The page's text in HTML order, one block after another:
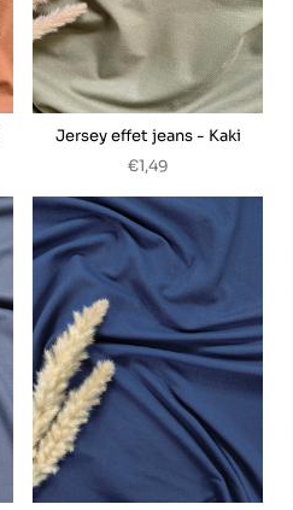
Jersey effet jeans - Kaki
€1,49